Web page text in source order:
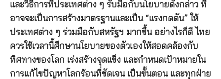
และวิธีการที่ประเทศต่าง ๆ รับมือกับนโยบายดังกล่าว ที่
อาจจะเป็นการสร้างมาตรฐานและเป็น “แรงกดดัน” ให้
ประเทศต่าง ๆ ร่วมมือกับสหรัฐฯ มากขึ้น อย่างไรก็ดี ไทย
ควรใช้เวลานี้ศึกษานโยบายของตัวเองให้สอดคล้องกับ
ทิศทางของโลก เร่งสร้างจุดแข็ง และกำหนดเป้าหมายใน
การแก้ไขปัญหาโลกร้อนที่ชัดเจน เป็นขั้นตอน และทุกฝ่าย